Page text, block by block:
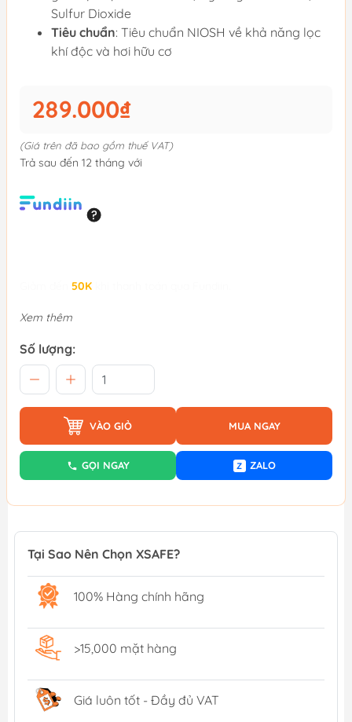
Sulfur Dioxide
Tiêu chuẩn: Tiêu chuẩn NIOSH về khả năng lọc
khí độc và hơi hữu cơ
289.000₫
(Giá trên đã bao gồm thuế VAT)
Trả sau đến 12 tháng với
50K
Xem thêm
Số lượng:
VÀO GIỎ MUA NGAY
GỌI NGAY Z ZALO
Tại Sao Nên Chọn XSAFE?
100% Hàng chính hãng
>15,000 mặt hàng
Giá luôn tốt - Đầy đủ VAT